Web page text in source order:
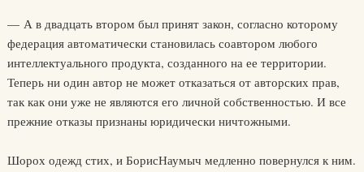
— А в двадцать втором был принят закон, согласно которому
федерация автоматически становилась соавтором любого
интеллектуального продукта, созданного на ее территории.
Теперь ни один автор не может отказаться от авторских прав,
так как они уже не являются его личной собственностью. И все
прежние отказы признаны юридически ничтожными.
Шорох одежд стих, и БорисНаумыч медленно повернулся к ним.